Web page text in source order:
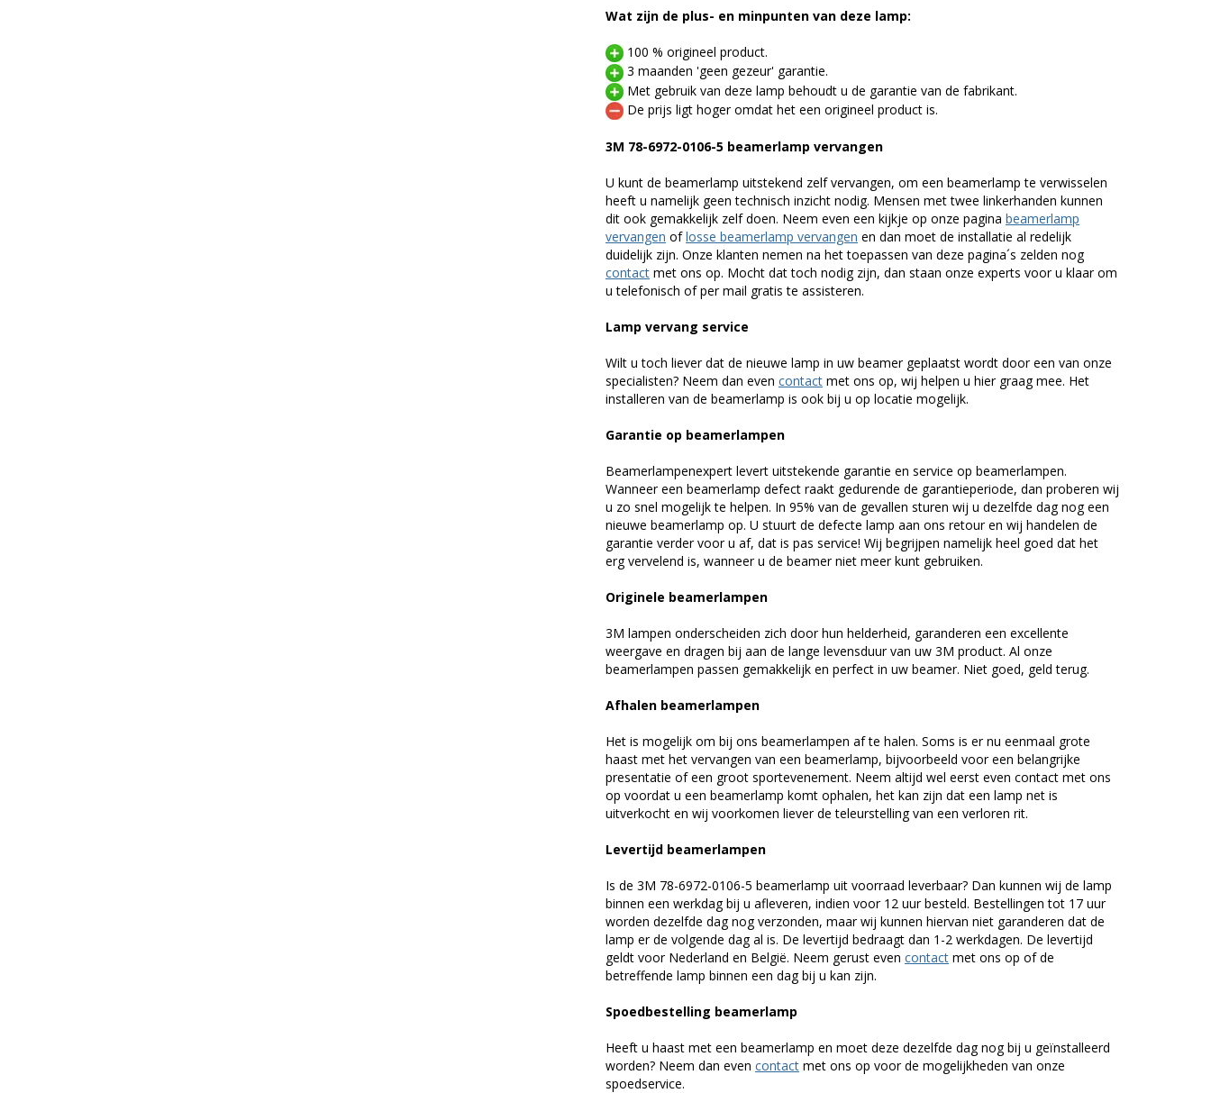
Wat zijn de plus- en minpunten van deze lamp:
100 % origineel product.
3 maanden 'geen gezeur' garantie.
Met gebruik van deze lamp behoudt u de garantie van de fabrikant.
De prijs ligt hoger omdat het een origineel product is.
3M 78-6972-0106-5 beamerlamp vervangen
U kunt de beamerlamp uitstekend zelf vervangen, om een beamerlamp te verwisselen
heeft u namelijk geen technisch inzicht nodig. Mensen met twee linkerhanden kunnen
dit ook gemakkelijk zelf doen. Neem even een kijkje op onze pagina beamerlamp
vervangen oflosse beamerlamp vervangen en dan moet de installatie al redelijk
duidelijk zijn. Onze klanten nemen na het toepassen van deze pagina´s zelden nog
contact met ons op. Mocht dat toch nodig zijn, dan staan onze experts voor u klaar om
u telefonisch of per mail gratis te assisteren.
Lamp vervang service
Wilt u toch liever dat de nieuwe lamp in uw beamer geplaatst wordt door een van onze
specialisten? Neem dan even contact met ons op, wij helpen u hier graag mee. Het
installeren van de beamerlamp is ook bij u op locatie mogelijk.
Garantie op beamerlampen
Beamerlampenexpert levert uitstekende garantie en service op beamerlampen.
Wanneer een beamerlamp defect raakt gedurende de garantieperiode, dan proberen wij
u zo snel mogelijk te helpen. In 95% van de gevallen sturen wij u dezelfde dag nog een
nieuwe beamerlamp op. U stuurt de defecte lamp aan ons retour en wij handelen de
garantie verder voor u af, dat is pas service! Wij begrijpen namelijk heel goed dat het
erg vervelend is, wanneer u de beamer niet meer kunt gebruiken.
Originele beamerlampen
3M lampen onderscheiden zich door hun helderheid, garanderen een excellente
weergave en dragen bij aan de lange levensduur van uw 3M product. Al onze
beamerlampen passen gemakkelijk en perfect in uw beamer. Niet goed, geld terug.
Afhalen beamerlampen
Het is mogelijk om bij ons beamerlampen af te halen. Soms is er nu eenmaal grote
haast met het vervangen van een beamerlamp, bijvoorbeeld voor een belangrijke
presentatie of een groot sportevenement. Neem altijd wel eerst even contact met ons
op voordat u een beamerlamp komt ophalen, het kan zijn dat een lamp net is
uitverkocht en wij voorkomen liever de teleurstelling van een verloren rit.
Levertijd beamerlampen
Is de 3M 78-6972-0106-5 beamerlamp uit voorraad leverbaar? Dan kunnen wij de lamp
binnen een werkdag bij u afleveren, indien voor 12 uur besteld. Bestellingen tot 17 uur
worden dezelfde dag nog verzonden, maar wij kunnen hiervan niet garanderen dat de
lamp er de volgende dag al is. De levertijd bedraagt dan 1-2 werkdagen. De levertijd
geldt voor Nederland en België. Neem gerust even contact met ons op of de
betreffende lamp binnen een dag bij u kan zijn.
Spoedbestelling beamerlamp
Heeft u haast met een beamerlamp en moet deze dezelfde dag nog bij u geïnstalleerd
worden? Neem dan even contact met ons op voor de mogelijkheden van onze
spoedservice.